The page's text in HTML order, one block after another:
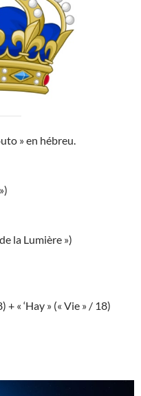
» en hébreu.
la Lumière »)
« ‘Hay » (« Vie » / 18)